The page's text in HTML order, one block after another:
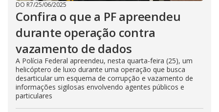
DO R7/25/06/2025
Confira o que a PF apreendeu
durante operação contra
vazamento de dados
A Polícia Federal apreendeu, nesta quarta-feira (25), um
helicóptero de luxo durante uma operação que busca
desarticular um esquema de corrupção e vazamento de
informações sigilosas envolvendo agentes públicos e
particulares